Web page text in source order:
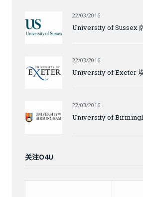
22/03/2016
University of Sussex
22/03/2016
University of Exeter
22/03/2016
University of
关注O4U